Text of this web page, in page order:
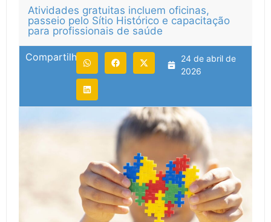
Atividades gratuitas incluem oficinas,
passeio pelo Sítio Histórico e capacitação
para profissionais de saúde
Compartilhe:
24 de abril de
2026